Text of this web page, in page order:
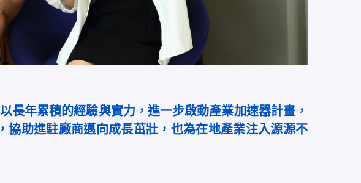
長年累積的經驗與實力，進一步啟動產業加速器計畫，
助進駐廠商邁向成長茁壯，也為在地產業注入源源不